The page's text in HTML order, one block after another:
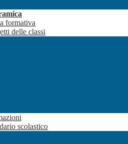
formativa
delle classi
scolastico